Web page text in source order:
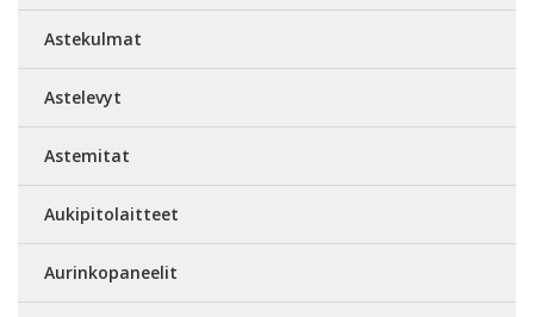
Astekulmat
Astelevyt
Astemitat
Aukipitolaitteet
Aurinkopaneelit